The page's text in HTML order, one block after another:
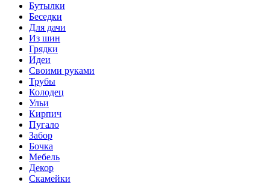
Бутылки
Беседки
Для дачи
Из шин
Грядки
Идеи
Своими руками
Трубы
Колодец
Ульи
Кирпич
Пугало
Забор
Бочка
Мебель
Декор
Скамейки